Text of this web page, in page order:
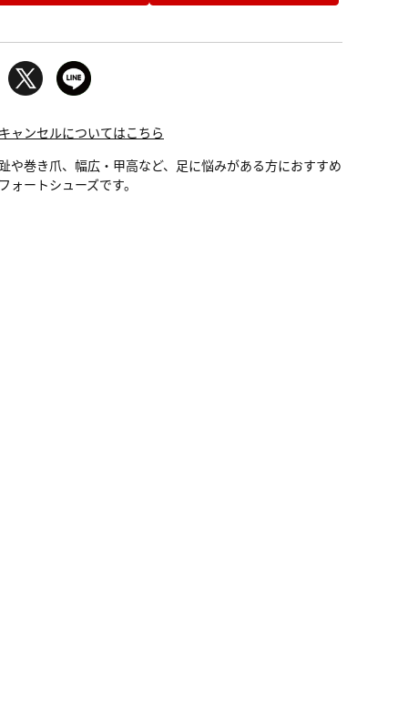
ャンセルについてはこちら
や巻き爪、幅広・甲高など、足に悩みがある方におすすめ
ォートシューズです。